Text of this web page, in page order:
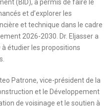
(BID), a permis de faire le
et d’explorer les
et technique dans le cadre
2026-2030. Dr. Eljasser a
étudier les propositions
Patrone, vice-président de la
et le Développement
de voisinage et le soutien à